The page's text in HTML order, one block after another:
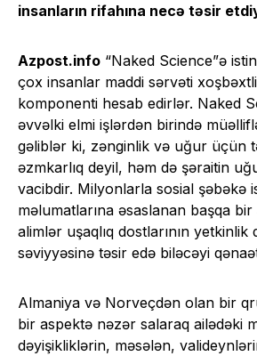
insanların rifahına necə təsir
Azpost.info “Naked Science”ə
çox insanlar maddi sərvəti
komponenti hesab edirlər. Naked
əvvəlki elmi işlərdən birində
gəliblər ki, zənginlik və uğur üçün
əzmkarlıq deyil, həm də şəraitin
vacibdir. Milyonlarla sosial şəbəkə
məlumatlarına əsaslanan başqa bir
alimlər uşaqlıq dostlarının
səviyyəsinə təsir edə biləcəyi
Almaniya və Norveçdən olan bir
bir aspektə nəzər salaraq ailədəki
dəyişikliklərin, məsələn,